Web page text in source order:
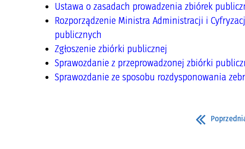
Ustawa o zasadach prowadzenia zbiórek
Rozporządzenie Ministra Administracji i
publicznych
Zgłoszenie zbiórki publicznej
Sprawozdanie z przeprowadzonej zbiórki
Sprawozdanie ze sposobu rozdysponowania